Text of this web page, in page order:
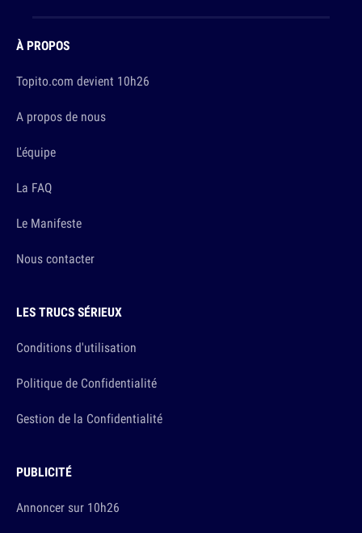
À PROPOS
Topito.com devient 10h26
A propos de nous
L'équipe
La FAQ
Le Manifeste
Nous contacter
LES TRUCS SÉRIEUX
Conditions d'utilisation
Politique de Confidentialité
Gestion de la Confidentialité
PUBLICITÉ
Annoncer sur 10h26